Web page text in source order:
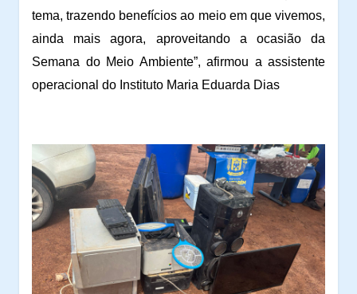
tema, trazendo benefícios ao meio em que vivemos,
ainda mais agora, aproveitando a ocasião da
Semana do Meio Ambiente”, afirmou a assistente
operacional do Instituto Maria Eduarda Dias